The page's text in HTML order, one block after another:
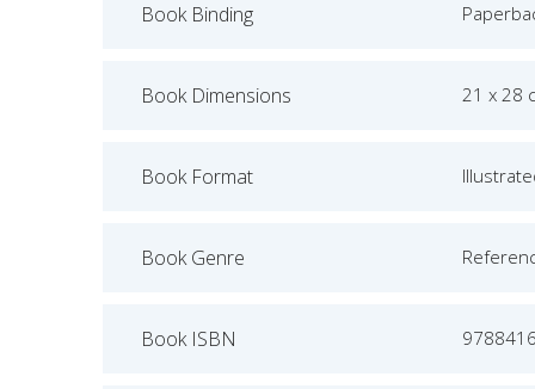
Book Binding
Book Dimensions 21 x 28
Book Format
Book Genre
Book ISBN